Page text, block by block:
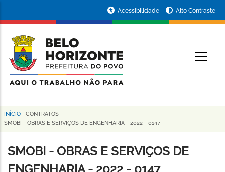
conteúdo
principal
da
Prefeitura
de
Horizonte
Acessibilidade Alto Contraste
Trilha
navegação
INÍCIO - CONTRATOS -
SMOBI - OBRAS E SERVIÇOS DE ENGENHARIA - 2022 - 0147
SMOBI - OBRAS E SERVIÇOS DE